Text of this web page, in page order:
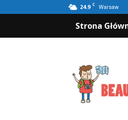
24.9 C Warsaw
Strona